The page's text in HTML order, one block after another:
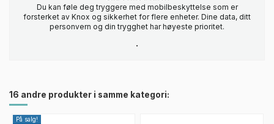
Du kan føle deg tryggere med mobilbeskyttelse som er
forsterket av Knox og sikkerhet for flere enheter. Dine data, ditt
personvern og din trygghet har høyeste prioritet.
.
16 andre produkter i samme kategori:
På salg!